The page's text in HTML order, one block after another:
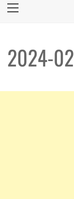
Primary
2024-